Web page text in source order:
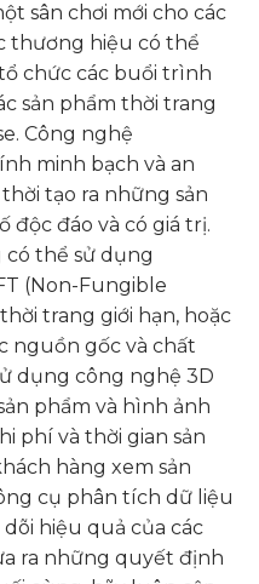
sân chơi mới cho các
thương hiệu có thể
chức các buổi trình
sản phẩm thời trang
Công nghệ
minh bạch và an
tạo ra những sản
độc đáo và có giá trị.
thể sử dụng
(Non-Fungible
trang giới hạn, hoặc
nguồn gốc và chất
dụng công nghệ 3D
phẩm và hình ảnh
phí và thời gian sản
hàng xem sản
cụ phân tích dữ liệu
hiệu quả của các
ra những quyết định